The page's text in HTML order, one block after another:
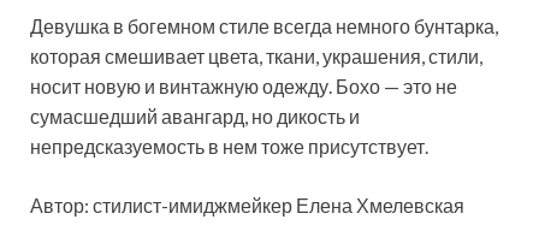
Девушка в богемном стиле всегда немного бунтарка,
которая смешивает цвета, ткани, украшения, стили,
носит новую и винтажную одежду. Бохо — это не
сумасшедший авангард, но дикость и
непредсказуемость в нем тоже присутствует.
Автор: стилист-имиджмейкер Елена Хмелевская